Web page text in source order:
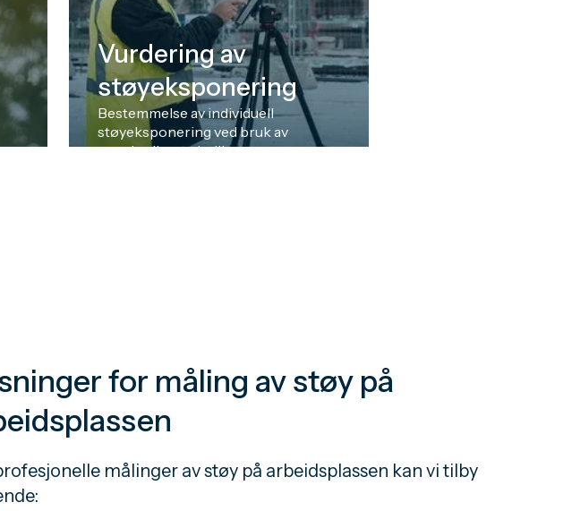
Vurdering av
støyeksponering
Bestemmelse av individuell
støyeksponering ved bruk av
standardiserte indikatorer som
for måling av støy på
målinger av støy på arbeidsplassen kan vi tilby